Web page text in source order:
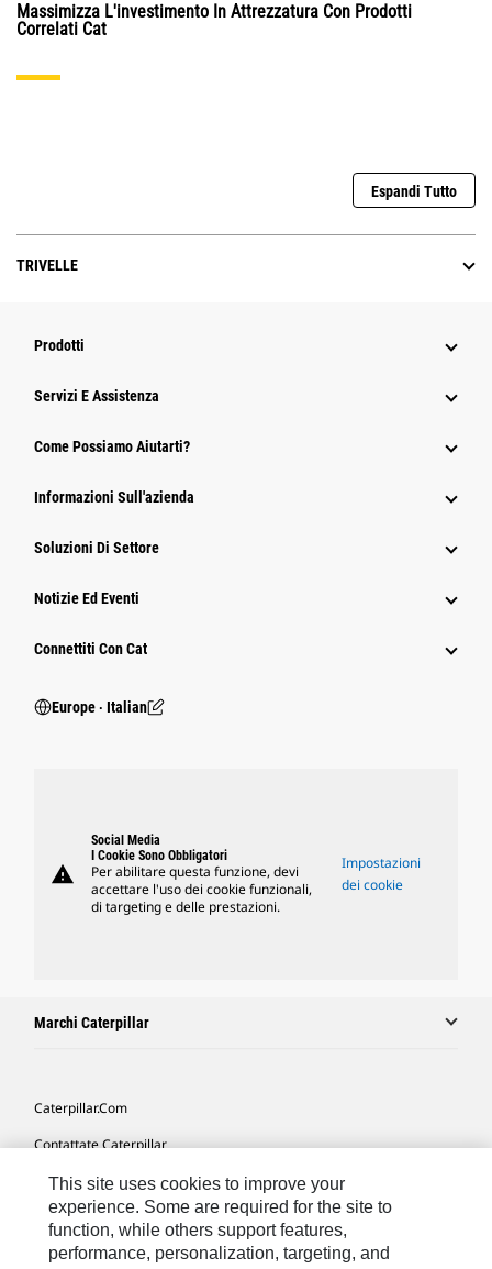
Massimizza L'investimento In Attrezzatura Con Prodotti
Correlati Cat
Espandi Tutto
TRIVELLE
Prodotti
Servizi E Assistenza
Come Possiamo Aiutarti?
Informazioni Sull'azienda
Soluzioni Di Settore
Notizie Ed Eventi
Connettiti Con Cat
Europe ‧ Italian
warning
Social Media
I Cookie Sono Obbligatori
Per abilitare questa funzione, devi
accettare l'uso dei cookie funzionali,
di targeting e delle prestazioni.
Impostazioni
dei cookie
Marchi Caterpillar
Caterpillar.com
Contattate Caterpillar
Le Mie Preferenze Di Marketing
Mappa Del Sito
Cookie Settings
This site uses cookies to improve your
experience. Some are required for the site to
function, while others support features,
performance, personalization, targeting, and